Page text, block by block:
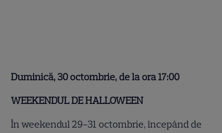
Duminică, 30 octombrie, de la ora 17:00
WEEKENDUL DE HALLOWEEN
În weekendul 29-31 octombrie, începând de